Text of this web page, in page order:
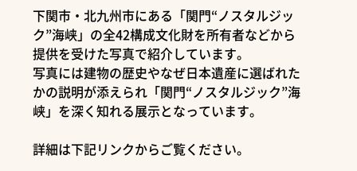
下関市・北九州市にある「関門“ノスタルジッ
ク”海峡」の全42構成文化財を所有者などから
提供を受けた写真で紹介しています。
写真には建物の歴史やなぜ日本遺産に選ばれた
かの説明が添えられ「関門“ノスタルジック”海
峡」を深く知れる展示となっています。
詳細は下記リンクからご覧ください。